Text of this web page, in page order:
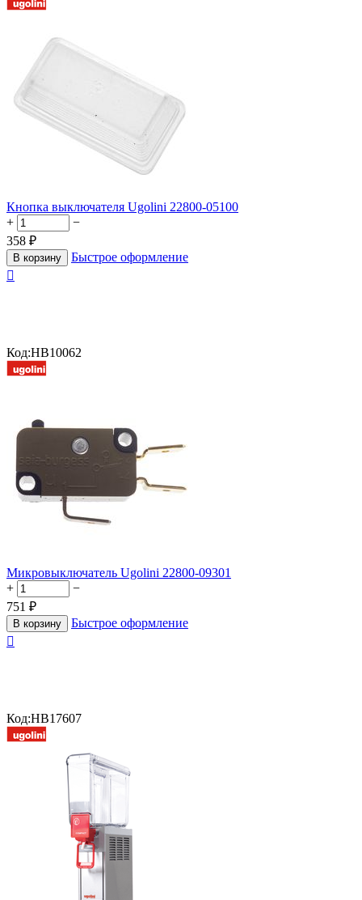
Кнопка выключателя Ugolini 22800-05100
+
−
358 ₽
В корзину
Быстрое оформление

Код:HB10062
Микровыключатель Ugolini 22800-09301
+
−
751 ₽
В корзину
Быстрое оформление

Код:HB17607